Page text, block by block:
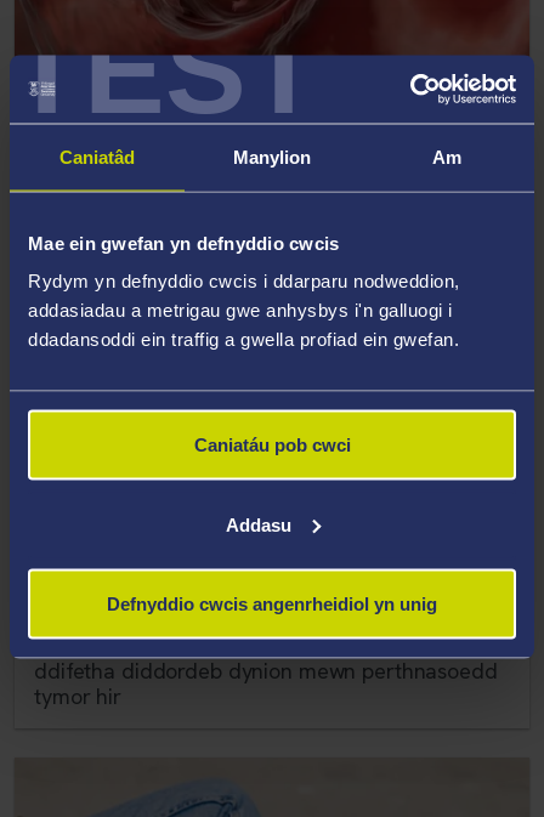
TEST
Caniatâd Manylion Am
Mae ein gwefan yn defnyddio cwcis
Rydym yn defnyddio cwcis i ddarparu nodweddion,
addasiadau a metrigau gwe anhysbys i'n galluogi i
ddadansoddi ein traffig a gwella profiad ein gwefan.
Caniatáu pob cwci
Addasu
Defnyddio cwcis angenrheidiol yn unig
Astudiaeth yn archwilio'r cysylltiadau rhwng
incwm rhieni a thueddfryd rhywiol eu plant
Ymchwil yn dangos pam gall cynnwrf rhywiol
ddifetha diddordeb dynion mewn perthnasoedd
tymor hir